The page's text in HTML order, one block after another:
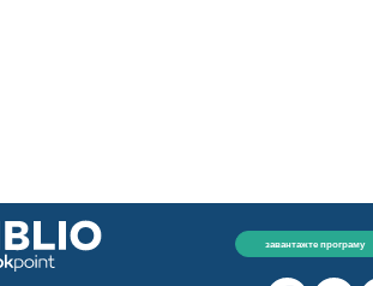
завантажте програму